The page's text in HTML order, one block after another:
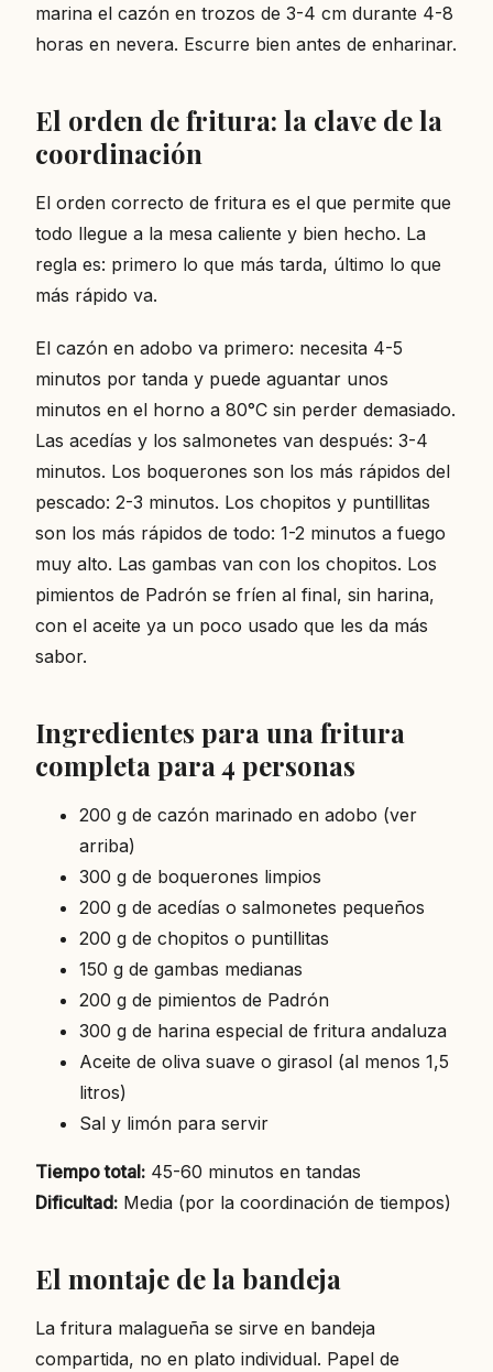
marina el cazón en trozos de 3-4 cm durante 4-8
horas en nevera. Escurre bien antes de enharinar.
El orden de fritura: la clave de la
coordinación
El orden correcto de fritura es el que permite que
todo llegue a la mesa caliente y bien hecho. La
regla es: primero lo que más tarda, último lo que
más rápido va.
El cazón en adobo va primero: necesita 4-5
minutos por tanda y puede aguantar unos
minutos en el horno a 80°C sin perder demasiado.
Las acedías y los salmonetes van después: 3-4
minutos. Los boquerones son los más rápidos del
pescado: 2-3 minutos. Los chopitos y puntillitas
son los más rápidos de todo: 1-2 minutos a fuego
muy alto. Las gambas van con los chopitos. Los
pimientos de Padrón se fríen al final, sin harina,
con el aceite ya un poco usado que les da más
sabor.
Ingredientes para una fritura
completa para 4 personas
200 g de cazón marinado en adobo (ver
arriba)
300 g de boquerones limpios
200 g de acedías o salmonetes pequeños
200 g de chopitos o puntillitas
150 g de gambas medianas
200 g de pimientos de Padrón
300 g de harina especial de fritura andaluza
Aceite de oliva suave o girasol (al menos 1,5
litros)
Sal y limón para servir
Tiempo total: 45-60 minutos en tandas
Dificultad: Media (por la coordinación de tiempos)
El montaje de la bandeja
La fritura malagueña se sirve en bandeja
compartida, no en plato individual. Papel de